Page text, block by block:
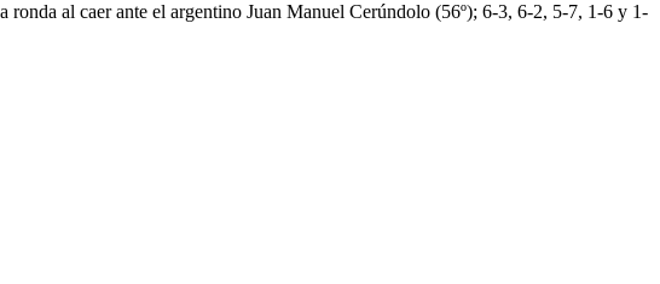
ronda al caer ante el argentino Juan Manuel Cerúndolo (56º); 6-3, 6-2, 5-7, 1-6 y 1-